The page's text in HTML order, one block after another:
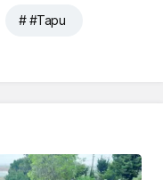
# #Tapu